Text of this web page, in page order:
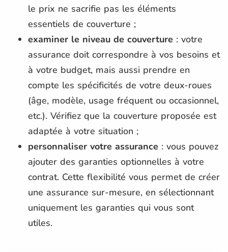
le prix ne sacrifie pas les éléments
essentiels de couverture ;
examiner le niveau de couverture : votre
assurance doit correspondre à vos besoins et
à votre budget, mais aussi prendre en
compte les spécificités de votre deux-roues
(âge, modèle, usage fréquent ou occasionnel,
etc.). Vérifiez que la couverture proposée est
adaptée à votre situation ;
personnaliser votre assurance : vous pouvez
ajouter des garanties optionnelles à votre
contrat. Cette flexibilité vous permet de créer
une assurance sur-mesure, en sélectionnant
uniquement les garanties qui vous sont
utiles.